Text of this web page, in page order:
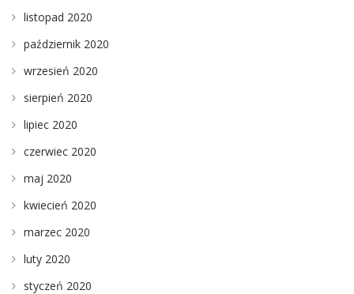
listopad 2020
październik 2020
wrzesień 2020
sierpień 2020
lipiec 2020
czerwiec 2020
maj 2020
kwiecień 2020
marzec 2020
luty 2020
styczeń 2020